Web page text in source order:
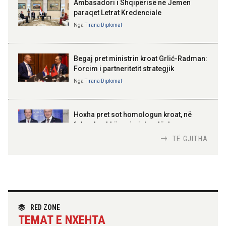
Kosovë!
100-vjetori i themelimit të
Urdhrit të Skënderbeut
Ambasadori i Shqipërisë në Jemen
paraqet Letrat Kredenciale
NgaTirana Diplomat
Begaj pret ministrin kroat Grlić-Radman:
Forcim i partneritetit strategjik
NgaTirana Diplomat
Hoxha pret sot homologun kroat, në
fokus bashkëpunimi dypalësh
partneritetit strategjik
TË GJITHA
RED ZONE
TEMAT E NXEHTA